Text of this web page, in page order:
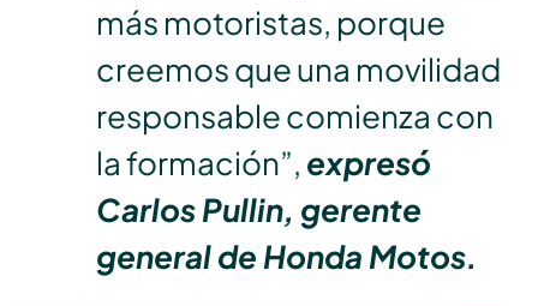
más motoristas, porque
creemos que una movilidad
responsable comienza con
la formación”, expresó
Carlos Pullin, gerente
general de Honda Motos.